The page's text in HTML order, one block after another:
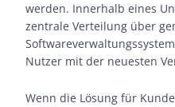
werden. Innerhalb eines
zentrale Verteilung über
Nutzer mit der neuesten
Wenn die Lösung für